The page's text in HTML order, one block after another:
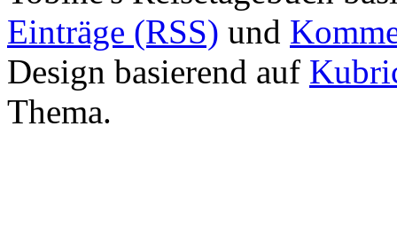
Einträge (RSS) und
Design basierend auf
Thema.